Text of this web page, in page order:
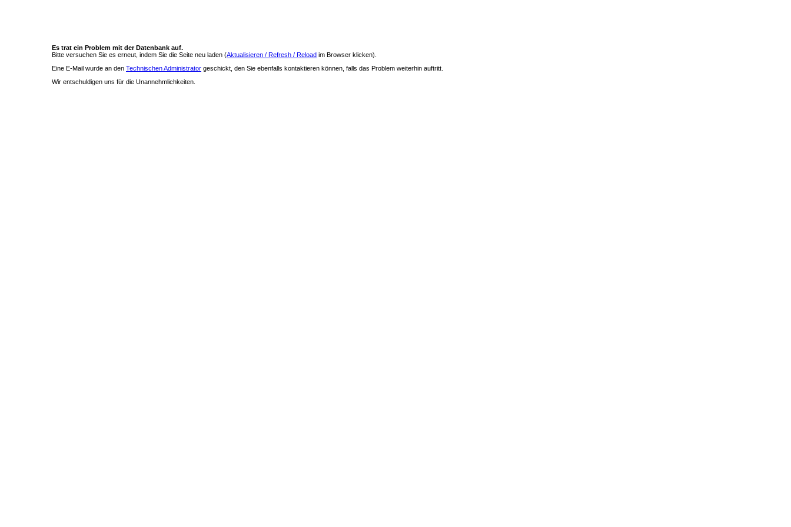
Es trat ein Problem mit der Datenbank auf.
Bitte versuchen Sie es erneut, indem Sie die Seite neu laden (Aktualisieren / Refresh / Reload im Browser klicken).
Eine E-Mail wurde an den Technischen Administrator geschickt, den Sie ebenfalls kontaktieren können, falls das Problem weiterhin auftritt.
Wir entschuldigen uns für die Unannehmlichkeiten.